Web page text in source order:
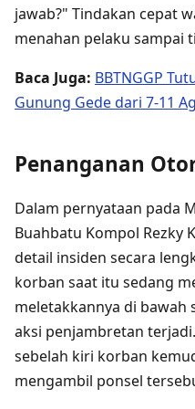
jawab?" Tindakan cepat
menahan pelaku sampai
Baca Juga: BBTNGGP
Gunung Gede dari 7-11
Penanganan
Dalam pernyataan pada
Buahbatu Kompol Rezky
detail insiden secara
korban saat itu sedang
meletakkannya di bawah
aksi penjambretan
sebelah kiri korban
mengambil ponsel